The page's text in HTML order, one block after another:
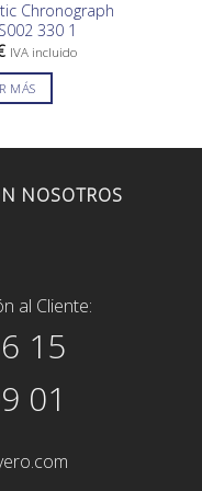
Chronograph
330 1
IVA incluido
MÁS
NOSOTROS
al Cliente:
15
01